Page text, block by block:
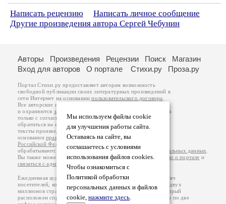
Написать рецензию
Написать личное сообщение
Другие произведения автора Сергей Чебунин
Мы используем файлы cookie
для улучшения работы сайта.
Оставаясь на сайте, вы
соглашаетесь с условиями
использования файлов cookies.
Чтобы ознакомиться с
Политикой обработки
персональных данных и файлов
cookie, нажмите здесь.
Авторы Произведения Рецензии Поиск
Магазин
Вход для авторов
О портале Стихи.ру Проза.ру
Портал Стихи.ру предоставляет авторам возможность
свободной публикации своих литературных произведений в
сети Интернет на основаниипользовательского договора
Все авторские права на произведения принадлежат авторам
и охраняются законом
. Перепечатка произведений возможна
только с согласия его автора, к которому вы можете
обратиться на его авторской странице. Ответственность за
тексты произведений авторы несут самостоятельно на
основанииправил публикацииизаконодательства
Российской Федерации
обрабатываются на основанииПолитики обработки персональных данных
Вы также можете посмотреть более подробнуюинформацию о портале и
связаться с администрацией
Ежедневная аудитория портала Стихи.ру – порядка 200 тысяч
посетителей, которые в общей сумме просматривают более двух
миллионов страниц по данным счетчика посещаемости, который
расположен справа от этого текста. В каждой графе указано по две